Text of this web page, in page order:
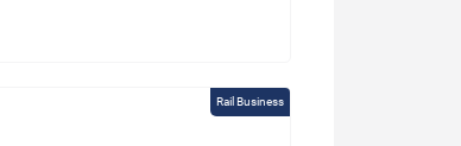
Rail Business